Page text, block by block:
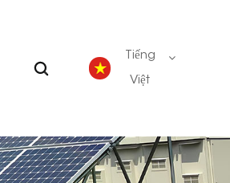
Tiếng
Việt
English